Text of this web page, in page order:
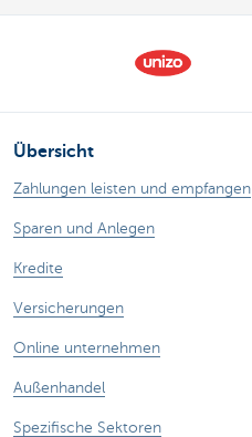
Übersicht
Zahlungen leisten und empfangen
Sparen und Anlegen
Kredite
Versicherungen
Online unternehmen
Außenhandel
Spezifische Sektoren